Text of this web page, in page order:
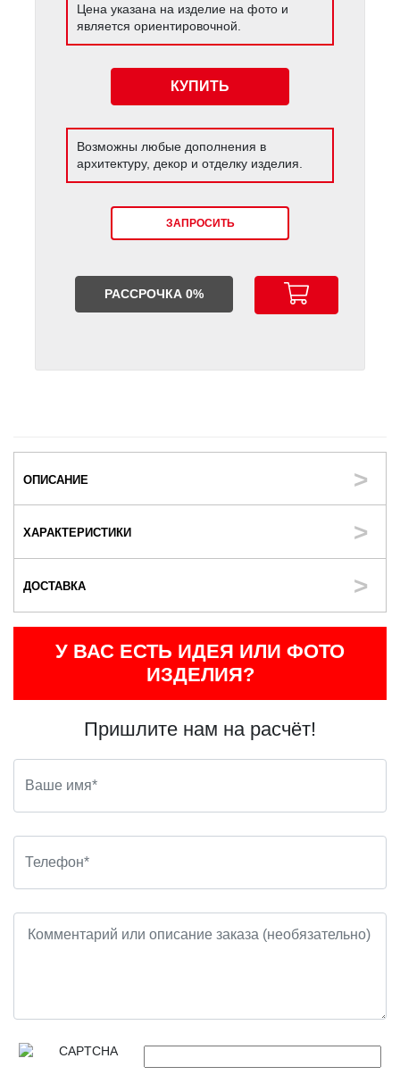
Цена указана на изделие на фото и
является ориентировочной.
КУПИТЬ
Возможны любые дополнения в
архитектуру, декор и отделку изделия.
ЗАПРОСИТЬ
РАССРОЧКА 0%
ОПИСАНИЕ
ХАРАКТЕРИСТИКИ
ДОСТАВКА
У ВАС ЕСТЬ ИДЕЯ ИЛИ ФОТО
ИЗДЕЛИЯ?
Пришлите нам на расчёт!